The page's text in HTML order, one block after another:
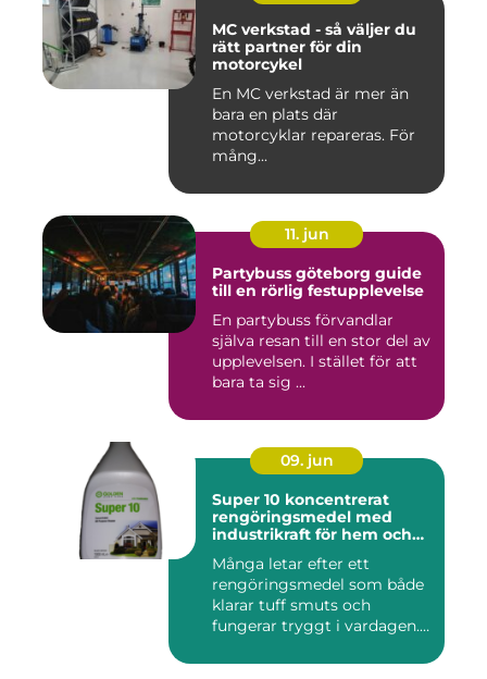
MC verkstad - så väljer du
rätt partner för din
motorcykel
En MC verkstad är mer än
bara en plats där
motorcyklar repareras. För
mång...
11. jun
Partybuss göteborg guide
till en rörlig festupplevelse
En partybuss förvandlar
själva resan till en stor del av
upplevelsen. I stället för att
bara ta sig ...
09. jun
Super 10 koncentrerat
rengöringsmedel med
industrikraft för hem och
Många letar efter ett
rengöringsmedel som både
klarar tuff smuts och
fungerar tryggt i vardagen.